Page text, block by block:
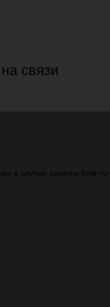
связи
в случае замены букв